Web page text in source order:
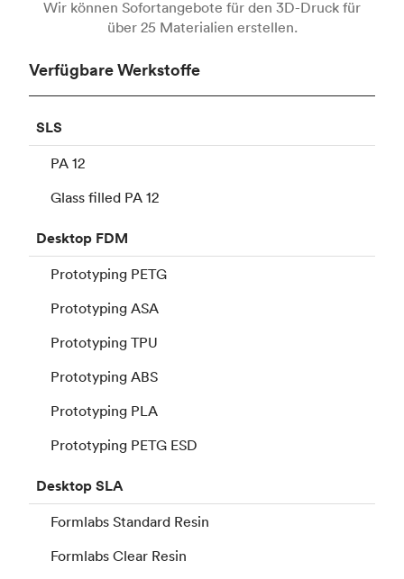
Wir können Sofortangebote für den 3D-Druck für
über 25 Materialien erstellen.
Verfügbare Werkstoffe
SLS
PA 12
Glass filled PA 12
Desktop FDM
Prototyping PETG
Prototyping ASA
Prototyping TPU
Prototyping ABS
Prototyping PLA
Prototyping PETG ESD
DesktopSLA
Formlabs Standard Resin
Formlabs Clear Resin